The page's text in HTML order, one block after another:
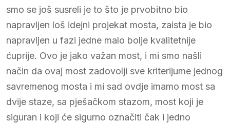
smo se još susreli je to što je prvobitno bio
napravljen loš idejni projekat mosta, zaista je bio
napravljen u fazi jedne malo bolje kvalitetnije
ćuprije. Ovo je jako važan most, i mi smo našli
način da ovaj most zadovolji sve kriterijume jednog
savremenog mosta i mi sad ovdje imamo most sa
dvije staze, sa pješačkom stazom, most koji je
siguran i koji će sigurno označiti čak i jedno